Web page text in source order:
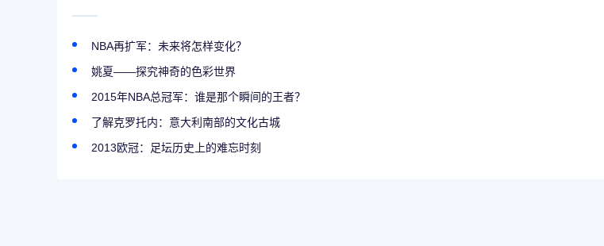
NBA再扩军：未来将怎样变化？
姚夏——探究神奇的色彩世界
2015年NBA总冠军：谁是那个瞬间的王者？
了解克罗托内：意大利南部的文化古城
2013欧冠：足坛历史上的难忘时刻